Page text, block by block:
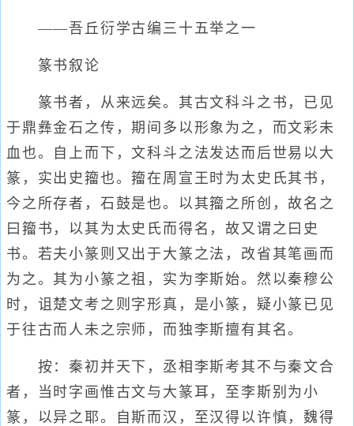
——吾丘衍学古编三十五举之一
篆书叙论
篆书者，从来远矣。其古文科斗之书，已见
于鼎彝金石之传，期间多以形象为之，而文彩未
血也。自上而下，文科斗之法发达而后世易以大
篆，实出史籀也。籀在周宣王时为太史氏其书，
今之所存者，石鼓是也。以其籀之所创，故名之
曰籀书，以其为太史氏而得名，故又谓之曰史
书。若夫小篆则又出于大篆之法，改省其笔画而
为之。其为小篆之祖，实为李斯始。然以秦穆公
时，诅楚文考之则字形真，是小篆，疑小篆已见
于往古而人未之宗师，而独李斯擅有其名。
按：秦初并天下，丞相李斯考其不与秦文合
者，当时字画惟古文与大篆耳，至李斯别为小
篆，以异之耶。自斯而汉，至汉得以许慎，魏得